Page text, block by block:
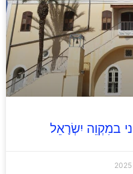
במִקְוֵה יִשְׂרָאֵל